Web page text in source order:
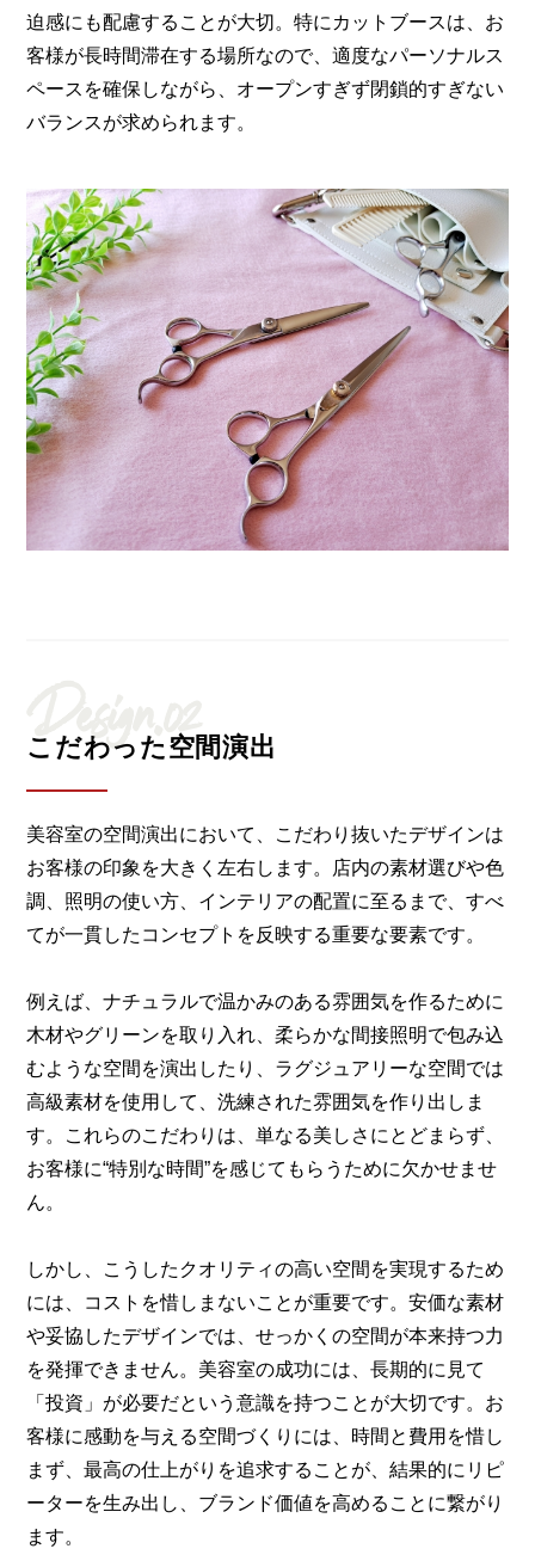
迫感にも配慮することが大切。特にカットブースは、お
客様が長時間滞在する場所なので、適度なパーソナルス
ペースを確保しながら、オープンすぎず閉鎖的すぎない
バランスが求められます。
Design.02
こだわった空間演出
美容室の空間演出において、こだわり抜いたデザインは
お客様の印象を大きく左右します。店内の素材選びや色
調、照明の使い方、インテリアの配置に至るまで、すべ
てが一貫したコンセプトを反映する重要な要素です。
例えば、ナチュラルで温かみのある雰囲気を作るために
木材やグリーンを取り入れ、柔らかな間接照明で包み込
むような空間を演出したり、ラグジュアリーな空間では
高級素材を使用して、洗練された雰囲気を作り出しま
す。これらのこだわりは、単なる美しさにとどまらず、
お客様に“特別な時間”を感じてもらうために欠かせませ
ん。
しかし、こうしたクオリティの高い空間を実現するため
には、コストを惜しまないことが重要です。安価な素材
や妥協したデザインでは、せっかくの空間が本来持つ力
を発揮できません。美容室の成功には、長期的に見て
「投資」が必要だという意識を持つことが大切です。お
客様に感動を与える空間づくりには、時間と費用を惜し
まず、最高の仕上がりを追求することが、結果的にリピ
ーターを生み出し、ブランド価値を高めることに繋がり
ます。